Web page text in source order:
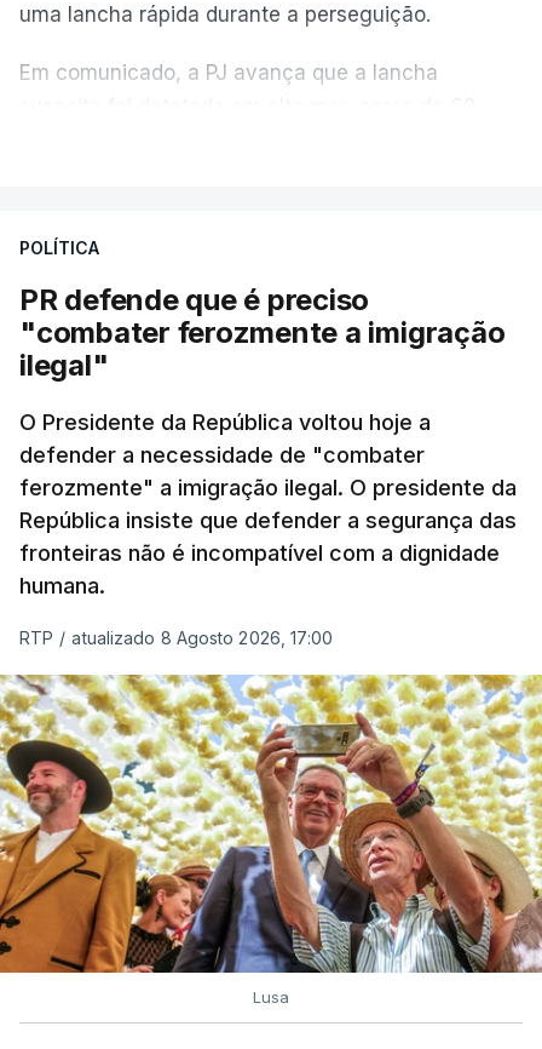
uma lancha rápida durante a perseguição.
Em comunicado, a PJ avança que a lancha
desencadeando uma ação de prevenção
articulação com a Marinha, a Autoridade Marítima
Nacional e a Força Aérea.
apreendida mais cocaína até ao momento de que
em todo o ano de 2025.
A ação de prevenção visa a deteção em alto mar
de embarcações de alta velocidade (EAV) que
utilizam a costa nacional para o tráfico de droga.
c/ Lusa
POLÍTICA
PR defende que é preciso
"combater ferozmente a imigração
ilegal"
O Presidente da República voltou hoje a
defender a necessidade de "combater
ferozmente" a imigração ilegal. O presidente da
República insiste que defender a segurança das
fronteiras não é incompatível com a dignidade
humana.
RTP / atualizado 8 Agosto 2026, 17:00
Lusa